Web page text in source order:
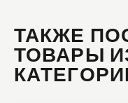
ТАКЖЕ
ТОВАРЫ